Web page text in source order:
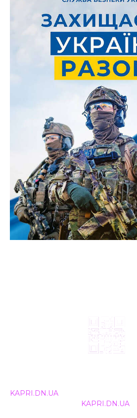
KAPRI.DN.UA
KAPRI.DN.UA